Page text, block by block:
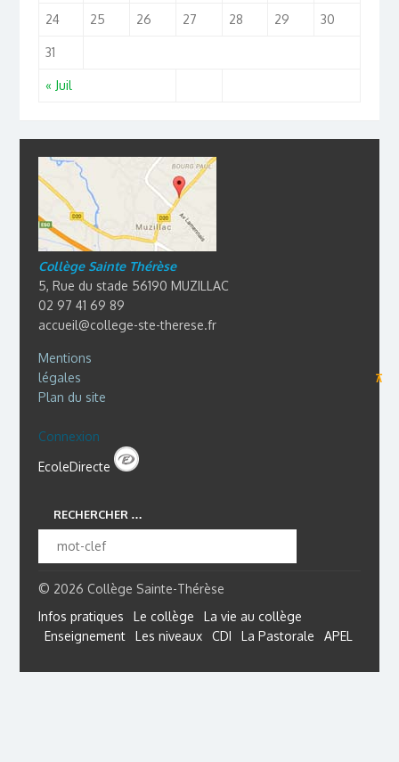
« Juil
24 25 26 27 28 29 30
31
Collège Sainte Thérèse
5, Rue du stade 56190 MUZILLAC
02 97 41 69 89
accueil@college-ste-therese.fr
Mentions
légales
⊼
Plan du site
Connexion
EcoleDirecte
RECHERCHER …
© 2026 Collège Sainte-Thérèse
Infos pratiques
Le collège
La vie au collège
Enseignement
Les niveaux CDI La Pastorale APEL